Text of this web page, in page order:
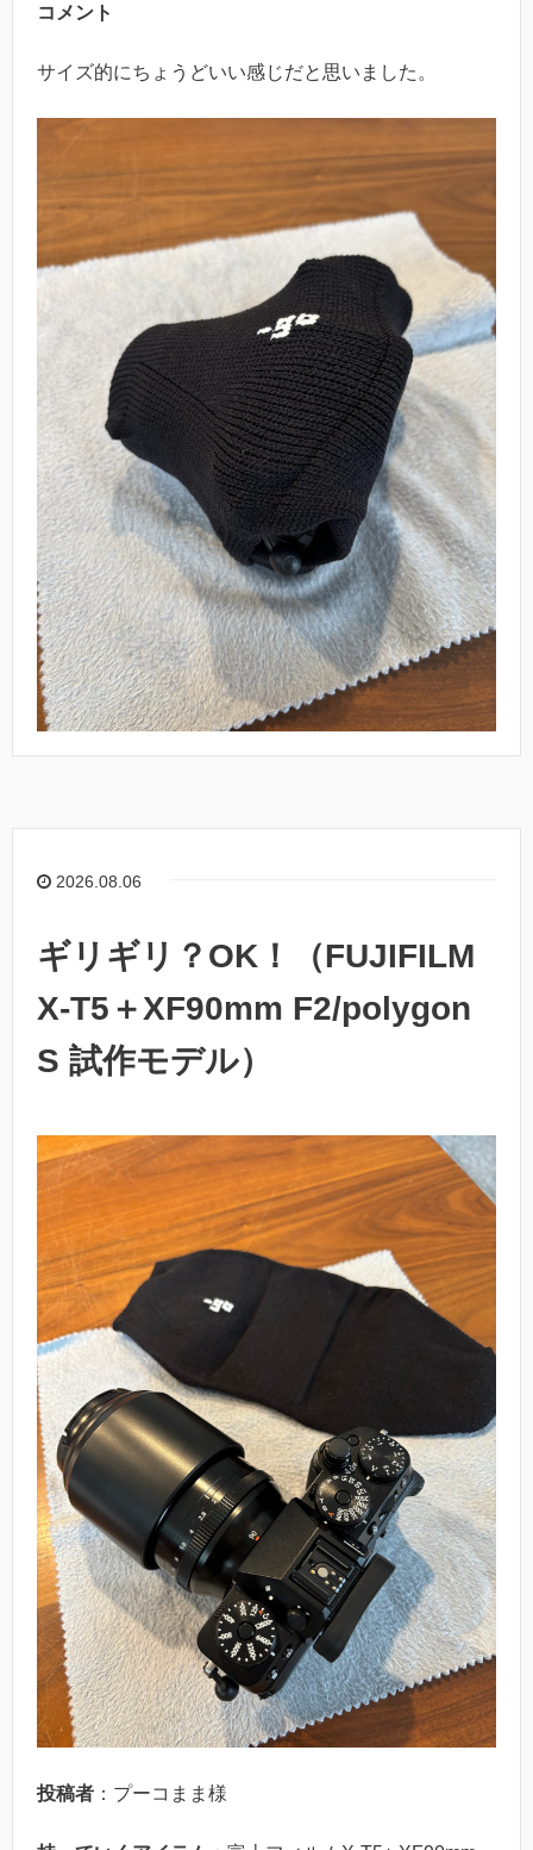
コメント
サイズ的にちょうどいい感じだと思いました。
2026.08.06
ギリギリ？OK！（FUJIFILM
X-T5＋XF90mm F2/polygon
S 試作モデル）
投稿者 ：プーコまま様